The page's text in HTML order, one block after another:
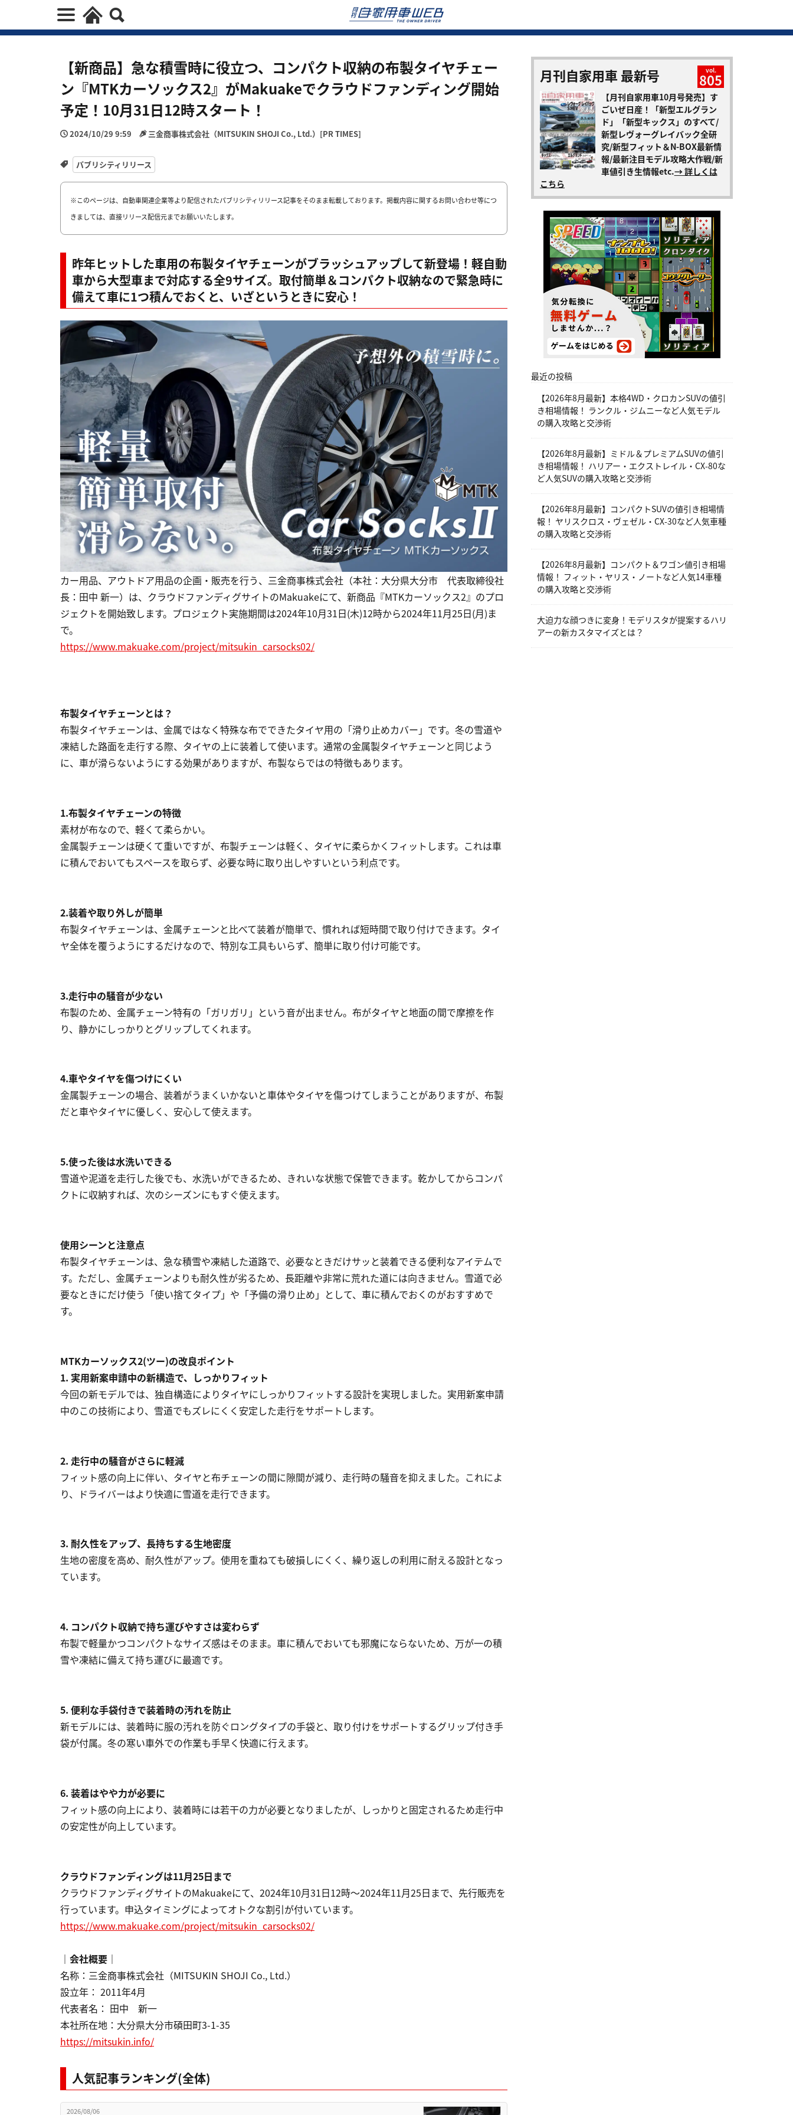
【新商品】急な積雪時に役立つ、コンパクト収納の布製タイヤチェー
ン『MTKカーソックス2』がMakuakeでクラウドファンディング開始
予定！10月31日12時スタート！
2024/10/29 9:59 三金商事株式会社（MITSUKIN SHOJI Co., Ltd.）[PR TIMES]
パブリシティリリース
※このページは、自動車関連企業等より配信されたパブリシティリリース記事をそのまま転載しております。掲載内容に関するお問い合わせ等につ
きましては、直接リリース配信元までお願いいたします。
昨年ヒットした車用の布製タイヤチェーンがブラッシュアップして新登場！軽自動
車から大型車まで対応する全9サイズ。取付簡単＆コンパクト収納なので緊急時に
備えて車に1つ積んでおくと、いざというときに安心！
カー用品、アウトドア用品の企画・販売を行う、三金商事株式会社（本社：大分県大分市 代表取締役社
長：田中 新一）は、クラウドファンディグサイトのMakuakeにて、新商品『MTKカーソックス2』のプロ
ジェクトを開始致します。プロジェクト実施期間は2024年10月31日(木)12時から2024年11月25日(月)ま
で。
https://www.makuake.com/project/mitsukin_carsocks02/
布製タイヤチェーンとは？
布製タイヤチェーンは、金属ではなく特殊な布でできたタイヤ用の「滑り止めカバー」です。冬の雪道や
凍結した路面を走行する際、タイヤの上に装着して使います。通常の金属製タイヤチェーンと同じよう
に、車が滑らないようにする効果がありますが、布製ならではの特徴もあります。
1.布製タイヤチェーンの特徴
素材が布なので、軽くて柔らかい。
金属製チェーンは硬くて重いですが、布製チェーンは軽く、タイヤに柔らかくフィットします。これは車
に積んでおいてもスペースを取らず、必要な時に取り出しやすいという利点です。
2.装着や取り外しが簡単
布製タイヤチェーンは、金属チェーンと比べて装着が簡単で、慣れれば短時間で取り付けできます。タイ
ヤ全体を覆うようにするだけなので、特別な工具もいらず、簡単に取り付け可能です。
3.走行中の騒音が少ない
布製のため、金属チェーン特有の「ガリガリ」という音が出ません。布がタイヤと地面の間で摩擦を作
り、静かにしっかりとグリップしてくれます。
4.車やタイヤを傷つけにくい
金属製チェーンの場合、装着がうまくいかないと車体やタイヤを傷つけてしまうことがありますが、布製
だと車やタイヤに優しく、安心して使えます。
5.使った後は水洗いできる
雪道や泥道を走行した後でも、水洗いができるため、きれいな状態で保管できます。乾かしてからコンパ
クトに収納すれば、次のシーズンにもすぐ使えます。
使用シーンと注意点
布製タイヤチェーンは、急な積雪や凍結した道路で、必要なときだけサッと装着できる便利なアイテムで
す。ただし、金属チェーンよりも耐久性が劣るため、長距離や非常に荒れた道には向きません。雪道で必
要なときにだけ使う「使い捨てタイプ」や「予備の滑り止め」として、車に積んでおくのがおすすめで
す。
MTKカーソックス2(ツー)の改良ポイント
1. 実用新案申請中の新構造で、しっかりフィット
今回の新モデルでは、独自構造によりタイヤにしっかりフィットする設計を実現しました。実用新案申請
中のこの技術により、雪道でもズレにくく安定した走行をサポートします。
2. 走行中の騒音がさらに軽減
フィット感の向上に伴い、タイヤと布チェーンの間に隙間が減り、走行時の騒音を抑えました。これによ
り、ドライバーはより快適に雪道を走行できます。
3. 耐久性をアップ、長持ちする生地密度
生地の密度を高め、耐久性がアップ。使用を重ねても破損しにくく、繰り返しの利用に耐える設計となっ
ています。
4. コンパクト収納で持ち運びやすさは変わらず
布製で軽量かつコンパクトなサイズ感はそのまま。車に積んでおいても邪魔にならないため、万が一の積
雪や凍結に備えて持ち運びに最適です。
5. 便利な手袋付きで装着時の汚れを防止
新モデルには、装着時に服の汚れを防ぐロングタイプの手袋と、取り付けをサポートするグリップ付き手
袋が付属。冬の寒い車外での作業も手早く快適に行えます。
6. 装着はやや力が必要に
フィット感の向上により、装着時には若干の力が必要となりましたが、しっかりと固定されるため走行中
の安定性が向上しています。
クラウドファンディングは11月25日まで
クラウドファンディグサイトのMakuakeにて、2024年10月31日12時～2024年11月25日まで、先行販売を
行っています。申込タイミングによってオトクな割引が付いています。
https://www.makuake.com/project/mitsukin_carsocks02/
｜会社概要｜
名称：三金商事株式会社（MITSUKIN SHOJI Co., Ltd.）
設立年： 2011年4月
代表者名： 田中 新一
本社所在地：大分県大分市碩田町3-1-35
https://mitsukin.info/
人気記事ランキング(全体)
2026/08/06
月刊自家用車 最新号 vol.
805
【月刊自家用車10月号発売】す
ごいぜ日産！「新型エルグラン
ド」「新型キックス」のすべて/
新型レヴォーグレイバック全研
究/新型フィット＆N-BOX最新情
報/最新注目モデル攻略大作戦/新
車値引き生情報etc.→ 詳しくは
こちら
最近の投稿
【2026年8月最新】本格4WD・クロカンSUVの値引
き相場情報！ ランクル・ジムニーなど人気モデル
の購入攻略と交渉術
【2026年8月最新】ミドル＆プレミアムSUVの値引
き相場情報！ ハリアー・エクストレイル・CX-80な
ど人気SUVの購入攻略と交渉術
【2026年8月最新】コンパクトSUVの値引き相場情
報！ ヤリスクロス・ヴェゼル・CX-30など人気車種
の購入攻略と交渉術
【2026年8月最新】コンパクト＆ワゴン値引き相場
情報！ フィット・ヤリス・ノートなど人気14車種
の購入攻略と交渉術
大迫力な顔つきに変身！モデリスタが提案するハリ
アーの新カスタマイズとは？